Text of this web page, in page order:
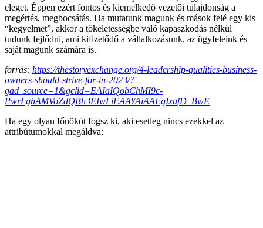
eleget. Éppen ezért fontos és kiemelkedő vezetői tulajdonság a
megértés, megbocsátás. Ha mutatunk magunk és mások felé egy kis
“kegyelmet”, akkor a tökéletességbe való kapaszkodás nélkül
tudunk fejlődni, ami kifizetődő a vállalkozásunk, az ügyfeleink és
saját magunk számára is.
forrás: https://thestoryexchange.org/4-leadership-qualities-business-
owners-should-strive-for-in-2023/?
gad_source=1&gclid=EAIaIQobChMI9c-
PwrLghAMVoZdQBh3EIwLiEAAYAiAAEgIxufD_BwE
Ha egy olyan főnököt fogsz ki, aki esetleg nincs ezekkel az
attribútumokkal megáldva: